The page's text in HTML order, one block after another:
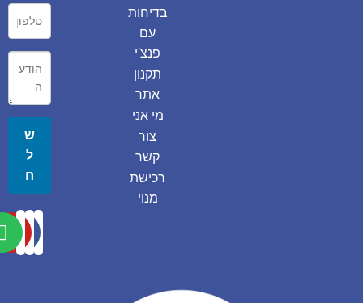
בדיחות
עם
פנצ'י
תקנון
אתר
מי אני
צור
קשר
רכישת
מנוי
ש
ל
ח